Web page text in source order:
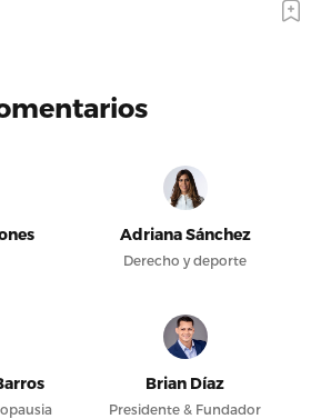
Adriana Sánchez
Derecho y deporte
Brian Díaz
Presidente & Fundador